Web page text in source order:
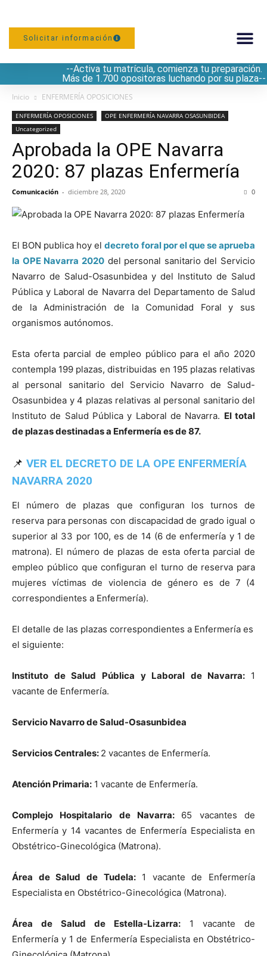
Solicitar información
--Activa tu matrícula, comienza tu preparación.
Más de 1.700 opositoras luchando por su plaza--
Inicio ENFERMERÍA OPOSICIONES
ENFERMERÍA OPOSICIONES
OPE ENFERMERÍA NAVARRA OSASUNBIDEA
Uncategorized
Aprobada la OPE Navarra
2020: 87 plazas Enfermería
Comunicación - diciembre 28, 2020 0
El BON publica hoy eldecreto foral por el que se aprueba
la OPE Navarra 2020del personal sanitario del Servicio
Navarro de Salud-Osasunbidea y del Instituto de Salud
Pública y Laboral de Navarra del Departamento de Salud
de la Administración de la Comunidad Foral y sus
organismos autónomos.
Esta oferta parcial de empleo público para el año 2020
contempla 199 plazas, distribuidas en 195 plazas relativas
al personal sanitario del Servicio Navarro de Salud-
Osasunbidea y 4 plazas relativas al personal sanitario del
Instituto de Salud Pública y Laboral de Navarra. El total
de plazas destinadas a Enfermería es de 87.
📌 VER EL DECRETO DE LA OPE ENFERMERÍA
NAVARRA 2020
El número de plazas que configuran los turnos de
reserva para personas con discapacidad de grado igual o
superior al 33 por 100, es de 14 (6 de enfermería y 1 de
matrona). El número de plazas de esta oferta parcial de
empleo público que configuran el turno de reserva para
mujeres víctimas de violencia de género es de 7 (4
correspondientes a Enfermería).
El detalle de las plazas correspondientes a Enfermería es
el siguiente:
Instituto de Salud Pública y Laboral de Navarra: 1
vacante de Enfermería.
Servicio Navarro de Salud-Osasunbidea
Servicios Centrales: 2 vacantes de Enfermería.
Atención Primaria: 1 vacante de Enfermería.
Complejo Hospitalario de Navarra: 65 vacantes de
Enfermería y 14 vacantes de Enfermería Especialista en
Obstétrico-Ginecológica (Matrona).
Área de Salud de Tudela:1 vacante de Enfermería
Especialista en Obstétrico-Ginecológica (Matrona).
Área de Salud de Estella-Lizarra: 1 vacante de
Enfermería y 1 de Enfermería Especialista en Obstétrico-